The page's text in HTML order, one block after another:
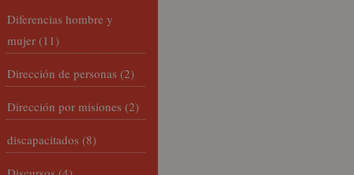
Diferencias hombre y
mujer (11)
Dirección de personas (2)
Dirección por misiones (2)
discapacitados (8)